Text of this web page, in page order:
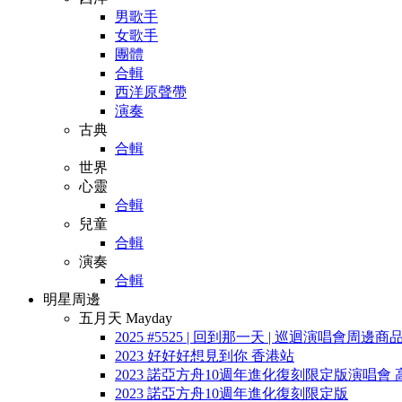
男歌手
女歌手
團體
合輯
西洋原聲帶
演奏
古典
合輯
世界
心靈
合輯
兒童
合輯
演奏
合輯
明星周邊
五月天 Mayday
2025 #5525 | 回到那一天 | 巡迴演唱會周邊商品
2023 好好好想見到你 香港站
2023 諾亞方舟10週年進化復刻限定版演唱會
2023 諾亞方舟10週年進化復刻限定版